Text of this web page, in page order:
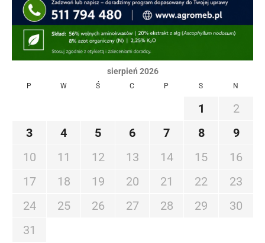
sierpień 2026
P W Ś C P S N
1
2
3
4 5 6 7 8
9
10
11 12 13 14 15
16
17
18 19 20 21 22
23
24
25 26 27 28 29
30
31